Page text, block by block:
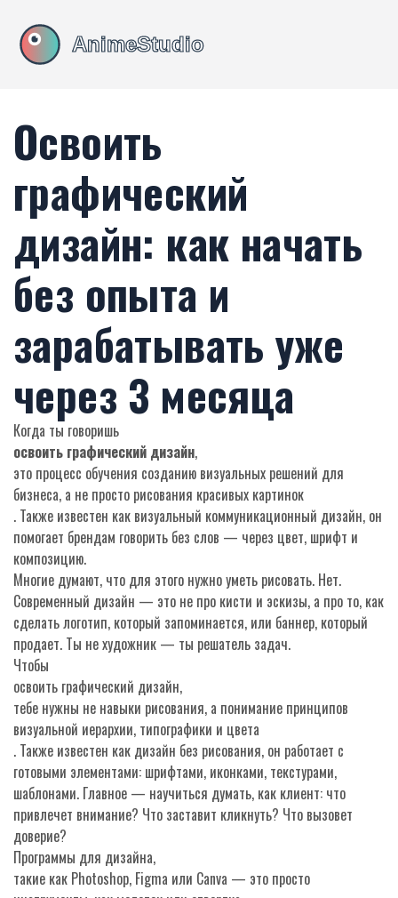
Освоить
графический
дизайн: как начать
без опыта и
зарабатывать уже
через 3 месяца
Когда ты говоришь
освоить графический дизайн,
это процесс обучения созданию визуальных решений для
бизнеса, а не просто рисования красивых картинок
. Также известен как визуальный коммуникационный дизайн, он
помогает брендам говорить без слов — через цвет, шрифт и
композицию.
Многие думают, что для этого нужно уметь рисовать. Нет.
Современный дизайн — это не про кисти и эскизы, а про то, как
сделать логотип, который запоминается, или баннер, который
продает. Ты не художник — ты решатель задач.
Чтобы
освоить графический дизайн,
тебе нужны не навыки рисования, а понимание принципов
визуальной иерархии, типографики и цвета
. Также известен как дизайн без рисования, он работает с
готовыми элементами: шрифтами, иконками, текстурами,
шаблонами. Главное — научиться думать, как клиент: что
привлечет внимание? Что заставит кликнуть? Что вызовет
доверие?
Программы для дизайна,
такие как Photoshop, Figma или Canva — это просто